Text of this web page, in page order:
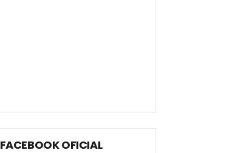
FACEBOOK OFICIAL